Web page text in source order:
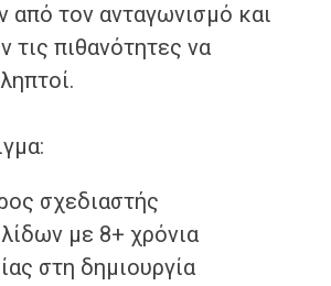
από τον ανταγωνισμό και
τις πιθανότητες να
σχεδιαστής
με 8+ χρόνια
στη δημιουργία